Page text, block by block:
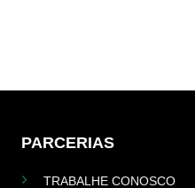
PARCERIAS
TRABALHE CONOSCO